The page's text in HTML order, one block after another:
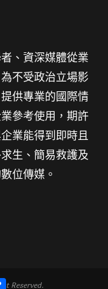
、資深媒體從業
不受政治立場影
供專業的國際情
參考使用，期許
業能得到即時且
生、簡易救護及
位傳媒。
Reserved.
分